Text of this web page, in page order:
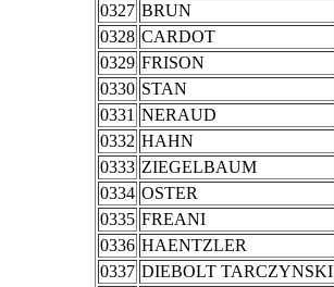
0327 BRUN
0328 CARDOT
0329 FRISON
0330 STAN
0331 NERAUD
0332 HAHN
0333 ZIEGELBAUM
0334 OSTER
0335 FREANI
0336 HAENTZLER
0337 DIEBOLT TARCZYNSKI